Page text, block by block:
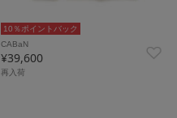
10％ポイントバック
CABaN
¥39,600
再入荷